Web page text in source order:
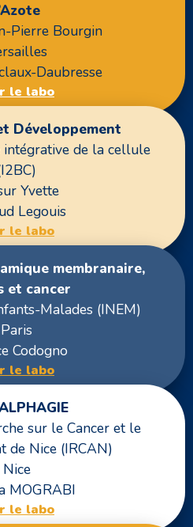
Pierre Bourgin
Daubresse
le labo
Développement
de la cellule
Yvette
Legouis
le labo
membranaire,
et cancer
Malades (INEM)
Paris
Codogno
le labo
sur le Cancer et le
de Nice (IRCAN)
Nice
MOGRABI
le labo